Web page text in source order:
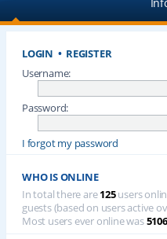
LOGIN • REGISTER
Username:
Password:
I forgot my password
WHO IS ONLINE
In total there are125users
guests (based on users active
Most users ever online was5106